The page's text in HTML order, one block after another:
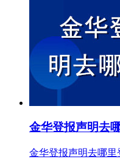
金华登报声明去
金华登报声明去哪里